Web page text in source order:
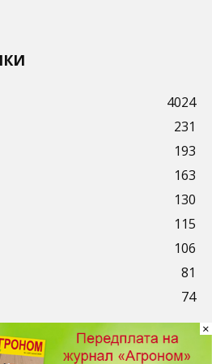
4024
231
193
163
130
115
106
81
74
×